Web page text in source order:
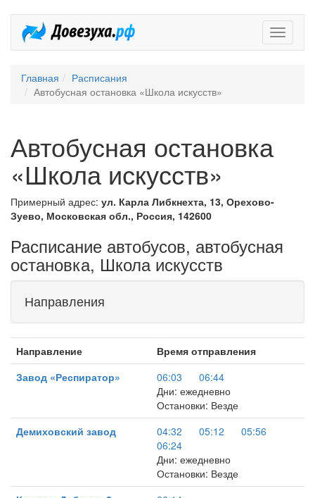
Главная
Расписания
Автобусная остановка «Школа искусств»
Автобусная остановка
«Школа искусств»
Примерный адрес: ул. Карла Либкнехта, 13, Орехово-
Зуево, Московская обл., Россия, 142600
Расписание автобусов, автобусная
остановка, Школа искусств
Направления
Направление
Время отправления
Завод «Респиратор»
06:03
06:44
Дни: ежедневно
Остановки: Везде
Демиховский завод
04:32 05:12
05:56
06:24
Дни: ежедневно
Остановки: Везде